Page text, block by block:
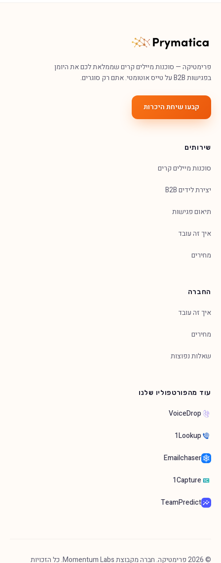
פרימטיקה — סוכנות מיילים קרים שממלאת לכם את היומן
בפגישות B2B על טייס אוטומטי. אתם רק סוגרים.
קבעו שיחת היכרות
שירותים
סוכנות מיילים קרים
יצירת לידים B2B
תיאום פגישות
איך זה עובד
מחירים
החברה
איך זה עובד
מחירים
שאלות נפוצות
עוד מהפורטפוליו שלנו
VoiceDrop
1Lookup
Emailchaser
1Capture
TeamPredict
©
2026 פרימטיקה. חברה מקבוצת Momentum Labs. כל הזכויות